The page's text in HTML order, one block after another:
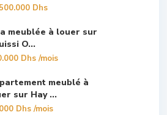
Dhs
meublée à louer sur
O...
Dhs/mois
meublé à
sur Hay ...
Dhs/mois